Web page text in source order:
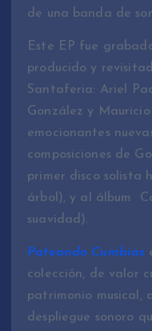
de una banda de
Este EP fue
producido y
Santaferia: Ariel
González y
emocionantes
composiciones de
primer disco solista
árbol), y al álbum
suavidad).
Pateando Cumbias
colección, de valor
patrimonio musical,
despliegue sonoro